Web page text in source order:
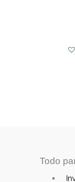
Todo
Main